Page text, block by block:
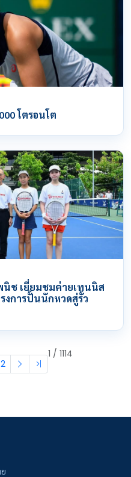
โตรอนโต
ช เยี่ยมชมค่ายเทนนิส
งการปั้นนักหวดสู่รั้ว
2
1 / 1114